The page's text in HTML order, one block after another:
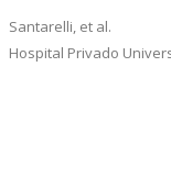
Santarelli, et al.
Hospital Privado